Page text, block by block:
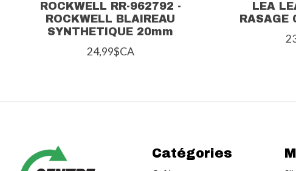
ROCKWELL RR-962792 -
ROCKWELL BLAIREAU
SYNTHETIQUE 20mm
24,99$CA
LEA
RASAGE
Catégories